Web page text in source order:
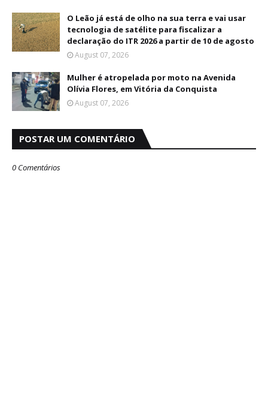
O Leão já está de olho na sua terra e vai usar
tecnologia de satélite para fiscalizar a
declaração do ITR 2026 a partir de 10 de agosto
August 07, 2026
Mulher é atropelada por moto na Avenida
Olívia Flores, em Vitória da Conquista
August 07, 2026
POSTAR UM COMENTÁRIO
0 Comentários